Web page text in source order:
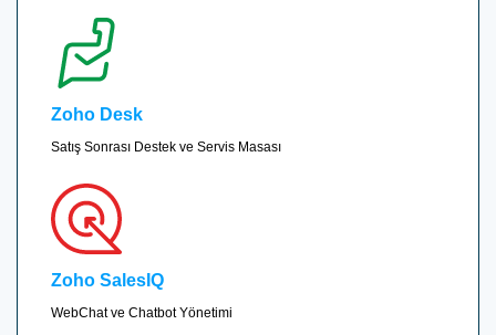
Zoho Desk
Satış Sonrası Destek ve Servis Masası
Zoho SalesIQ
WebChat ve Chatbot Yönetimi